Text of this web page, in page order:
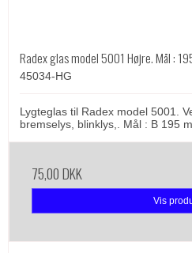
Radex glas model 5001 Højre. Mål :
45034-HG
Lygteglas til Radex model 5001.
bremselys, blinklys,. Mål : B 195
75,00 DKK
Vis